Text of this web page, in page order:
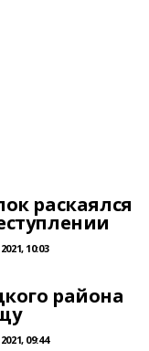
раскаялся
10:03
района
09:44